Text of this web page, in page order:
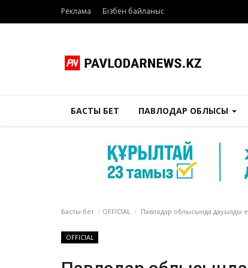
Реклама Бізбен байланыс
БАСТЫ БЕТ ПАВЛОДАР ОБЛЫСЫ
Басты бет OFFICIAL Павлодар облысында дауылды
OFFICIAL